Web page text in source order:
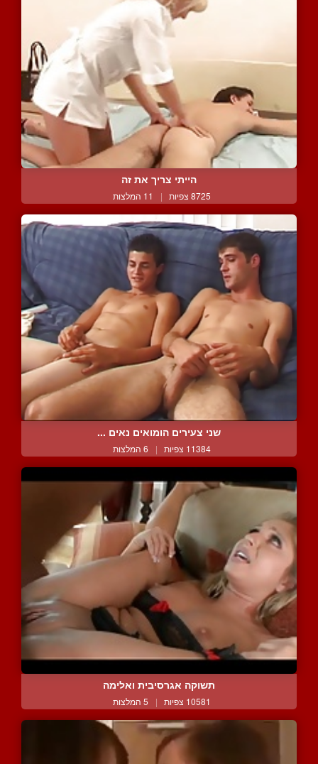
הייתי צריך את זה
8725 צפיות | 11 המלצות
שני צעירים הומואים נאים ...
11384 צפיות | 6 המלצות
תשוקה אגרסיבית ואלימה
10581 צפיות | 5 המלצות